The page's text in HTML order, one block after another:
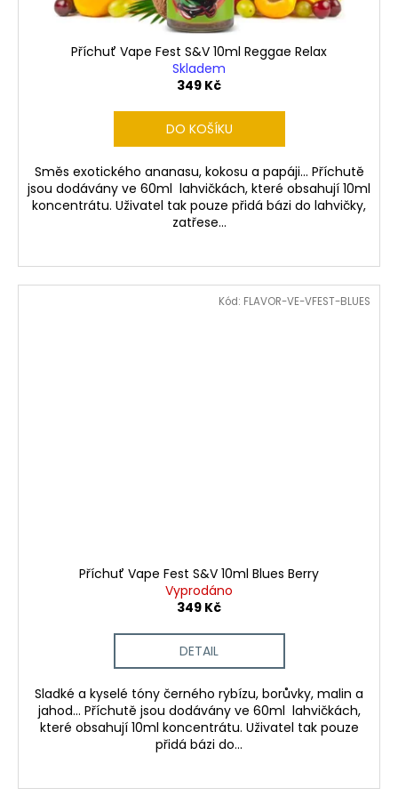
Příchuť Vape Fest S&V 10ml Reggae Relax
Skladem
349 Kč
DO KOŠÍKU
Směs exotického ananasu, kokosu a papáji... Příchutě
jsou dodávány ve 60ml lahvičkách, které obsahují 10ml
koncentrátu. Uživatel tak pouze přidá bázi do lahvičky,
zatřese...
Příchuť Vape Fest S&V 10ml Blues Berry
Vyprodáno
349 Kč
DETAIL
Sladké a kyselé tóny černého rybízu, borůvky, malin a
jahod... Příchutě jsou dodávány ve 60ml lahvičkách,
které obsahují 10ml koncentrátu. Uživatel tak pouze
přidá bázi do...
Kód: FLAVOR-VE-VFEST-BLUES